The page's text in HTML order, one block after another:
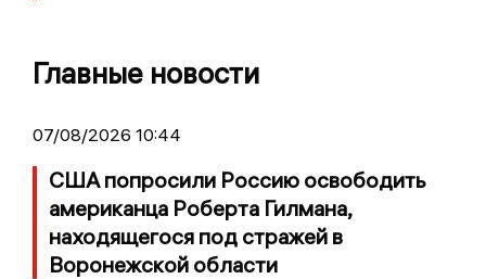
Главные новости
07/08/2026 10:44
США попросили Россию освободить
американца Роберта Гилмана,
находящегося под стражей в
Воронежской области